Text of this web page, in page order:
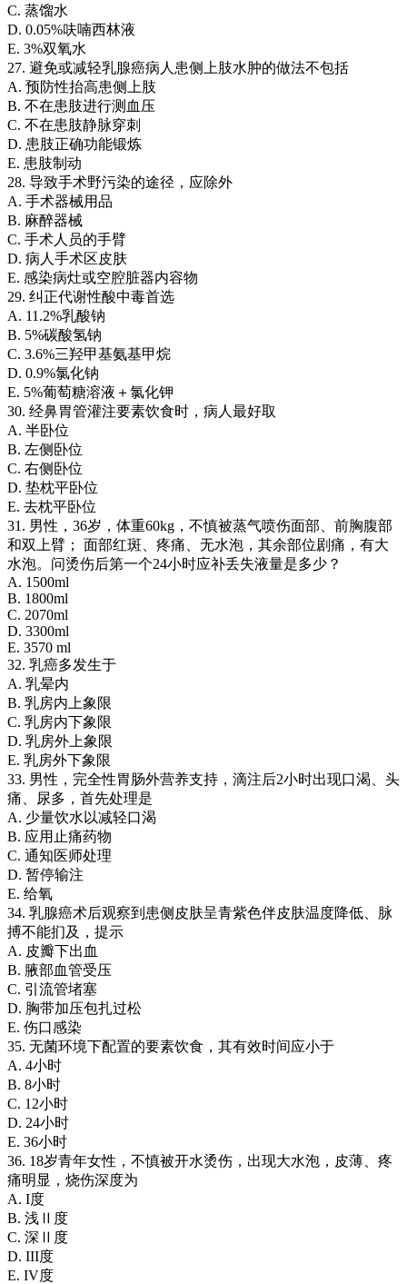
C. 蒸馏水
D. 0.05%呋喃西林液
E. 3%双氧水
27. 避免或减轻乳腺癌病人患侧上肢水肿的做法不包括
A. 预防性抬高患侧上肢
B. 不在患肢进行测血压
C. 不在患肢静脉穿刺
D. 患肢正确功能锻炼
E. 患肢制动
28. 导致手术野污染的途径，应除外
A. 手术器械用品
B. 麻醉器械
C. 手术人员的手臂
D. 病人手术区皮肤
E. 感染病灶或空腔脏器内容物
29. 纠正代谢性酸中毒首选
A. 11.2%乳酸钠
B. 5%碳酸氢钠
C. 3.6%三羟甲基氨基甲烷
D. 0.9%氯化钠
E. 5%葡萄糖溶液＋氯化钾
30. 经鼻胃管灌注要素饮食时，病人最好取
A. 半卧位
B. 左侧卧位
C. 右侧卧位
D. 垫枕平卧位
E. 去枕平卧位
31. 男性，36岁，体重60kg，不慎被蒸气喷伤面部、前胸腹部
和双上臂； 面部红斑、疼痛、无水泡，其余部位剧痛，有大
水泡。问烫伤后第一个24小时应补丢失液量是多少？
A. 1500ml
B. 1800ml
C. 2070ml
D. 3300ml
E. 3570 ml
32. 乳癌多发生于
A. 乳晕内
B. 乳房内上象限
C. 乳房内下象限
D. 乳房外上象限
E. 乳房外下象限
33. 男性，完全性胃肠外营养支持，滴注后2小时出现口渴、头
痛、尿多，首先处理是
A. 少量饮水以减轻口渴
B. 应用止痛药物
C. 通知医师处理
D. 暂停输注
E. 给氧
34. 乳腺癌术后观察到患侧皮肤呈青紫色伴皮肤温度降低、脉
搏不能扪及，提示
A. 皮瓣下出血
B. 腋部血管受压
C. 引流管堵塞
D. 胸带加压包扎过松
E. 伤口感染
35. 无菌环境下配置的要素饮食，其有效时间应小于
A. 4小时
B. 8小时
C. 12小时
D. 24小时
E. 36小时
36. 18岁青年女性，不慎被开水烫伤，出现大水泡，皮薄、疼
痛明显，烧伤深度为
A. I度
B. 浅Ⅱ度
C. 深Ⅱ度
D. III度
E. IV度